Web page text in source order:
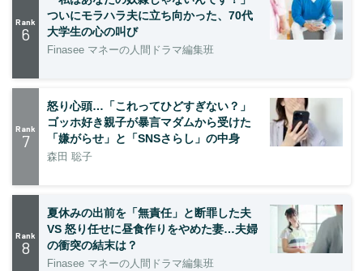
Rank
6
ついにモラハラ夫に立ち向かった、70代
大学生の心の叫び
Finasee マネーの人間ドラマ編集班
Rank
7
怒り心頭…「これってひどすぎない？」
ゴッホ好き親子が暴言マダムから受けた
「嫌がらせ」と「SNSさらし」の中身
森田 聡子
Rank
8
夏休みの出前を「無責任」と断罪した夫
VS 怒り任せに昼食作りをやめた妻…夫婦
の衝突の結末は？
Finasee マネーの人間ドラマ編集班